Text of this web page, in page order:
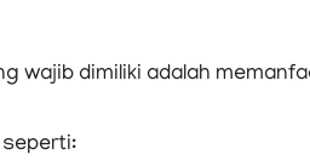
wajib dimiliki adalah